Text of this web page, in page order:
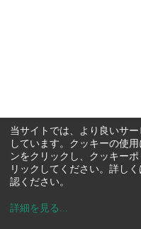
当サイトでは、より良いサ
しています。クッキーの使
ンをクリックし、クッキー
リックしてください。詳し
認ください。
詳細を見る ...